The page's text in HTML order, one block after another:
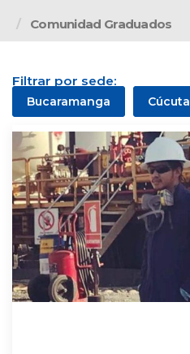
Comunidad Graduados
Filtrar por sede:
Bucaramanga Cúcuta